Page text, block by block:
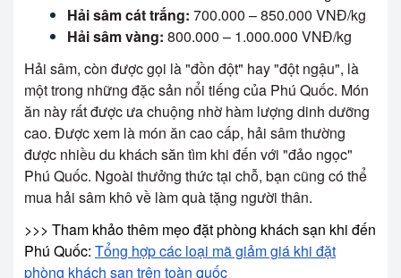
Hải sâm cát trắng: 700.000 – 850.000 VNĐ/kg
Hải sâm vàng: 800.000 – 1.000.000 VNĐ/kg
Hải sâm, còn được gọi là "đồn đột" hay "đột ngậu", là
một trong những đặc sản nổi tiếng của Phú Quốc. Món
ăn này rất được ưa chuộng nhờ hàm lượng dinh dưỡng
cao. Được xem là món ăn cao cấp, hải sâm thường
được nhiều du khách săn tìm khi đến với "đảo ngọc"
Phú Quốc. Ngoài thưởng thức tại chỗ, bạn cũng có thể
mua hải sâm khô về làm quà tặng người thân.
>>> Tham khảo thêm mẹo đặt phòng khách sạn khi đến
Phú Quốc: Tổng hợp các loại mã giảm giá khi đặt
phòng khách sạn trên toàn quốc